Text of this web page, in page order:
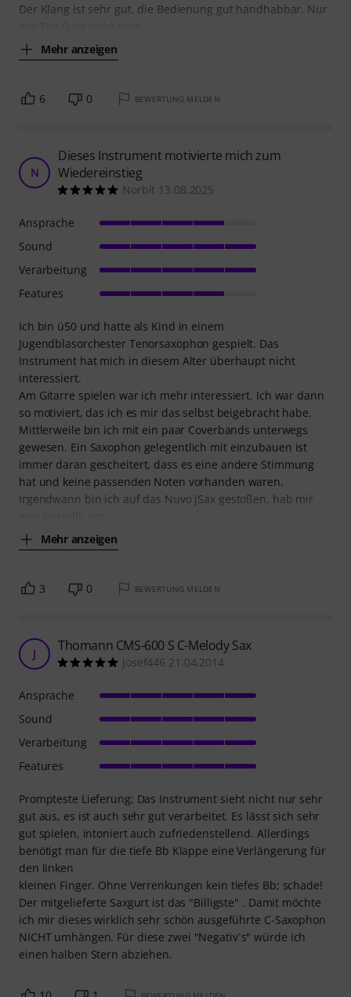
Der Klang ist sehr gut, die Bedienung gut handhabbar. Nur
Mehr anzeigen
6 0 BEWERTUNG MELDEN
N
Dieses Instrument motivierte mich zum
Wiedereinstieg
Norbit 13.08.2025
Ich bin ü50 und hatte als Kind in einem
Jugendblasorchester Tenorsaxophon gespielt. Das
Instrument hat mich in diesem Alter überhaupt nicht
interessiert.
Am Gitarre spielen war ich mehr interessiert. Ich war dann
so motiviert, das ich es mir das selbst beigebracht habe.
Mittlerweile bin ich mit ein paar Coverbands unterwegs
gewesen. Ein Saxophon gelegentlich mit einzubauen ist
immer daran gescheitert, dass es eine andere Stimmung
hat und keine passenden Noten vorhanden waren.
Irgendwann bin ich auf das Nuvo jSax gestoßen, hab mir
Mehr anzeigen
Ansprache
Sound
Verarbeitung
Features
3 0 BEWERTUNG MELDEN
J Thomann CMS-600 S C-Melody Sax
Josef446 21.04.2014
Prompteste Lieferung; Das Instrument sieht nicht nur sehr
gut aus, es ist auch sehr gut verarbeitet. Es lässt sich sehr
gut spielen, intoniert auch zufriedenstellend. Allerdings
benötigt man für die tiefe Bb Klappe eine Verlängerung für
den linken
kleinen Finger. Ohne Verrenkungen kein tiefes Bb; schade!
Der mitgelieferte Saxgurt ist das "Billigste" . Damit möchte
ich mir dieses wirklich sehr schön ausgeführte C-Saxophon
NICHT umhängen. Für diese zwei "Negativ`s" würde ich
einen halben Stern abziehen.
Ansprache
Sound
Verarbeitung
Features